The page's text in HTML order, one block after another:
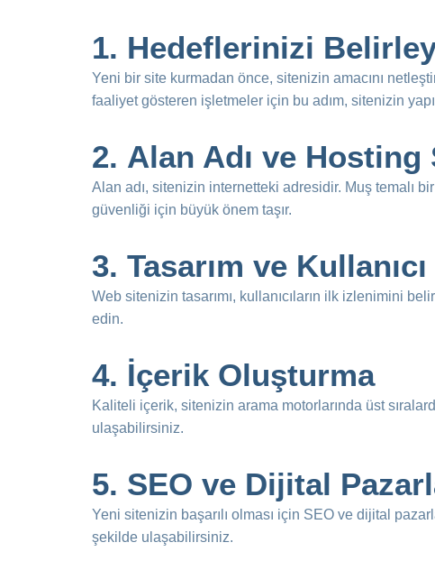
1. Hedeflerinizi
Yeni bir site kurmadan önce, sitenizin amacını
faaliyet gösteren işletmeler için bu adım, sitenizin
2. Alan Adı ve Hosting
Alan adı, sitenizin internetteki adresidir. Muş temalı
güvenliği için büyük önem taşır.
3. Tasarım ve
Web sitenizin tasarımı, kullanıcıların ilk izlenimini
edin.
4. İçerik Oluşturma
Kaliteli içerik, sitenizin arama motorlarında üst
ulaşabilirsiniz.
5. SEO ve Dijital
Yeni sitenizin başarılı olması için SEO ve dijital
şekilde ulaşabilirsiniz.